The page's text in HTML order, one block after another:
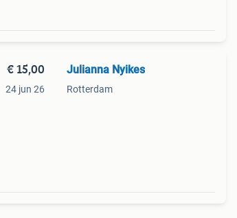
€ 15,00
24 jun 26
Julianna Nyikes
Rotterdam